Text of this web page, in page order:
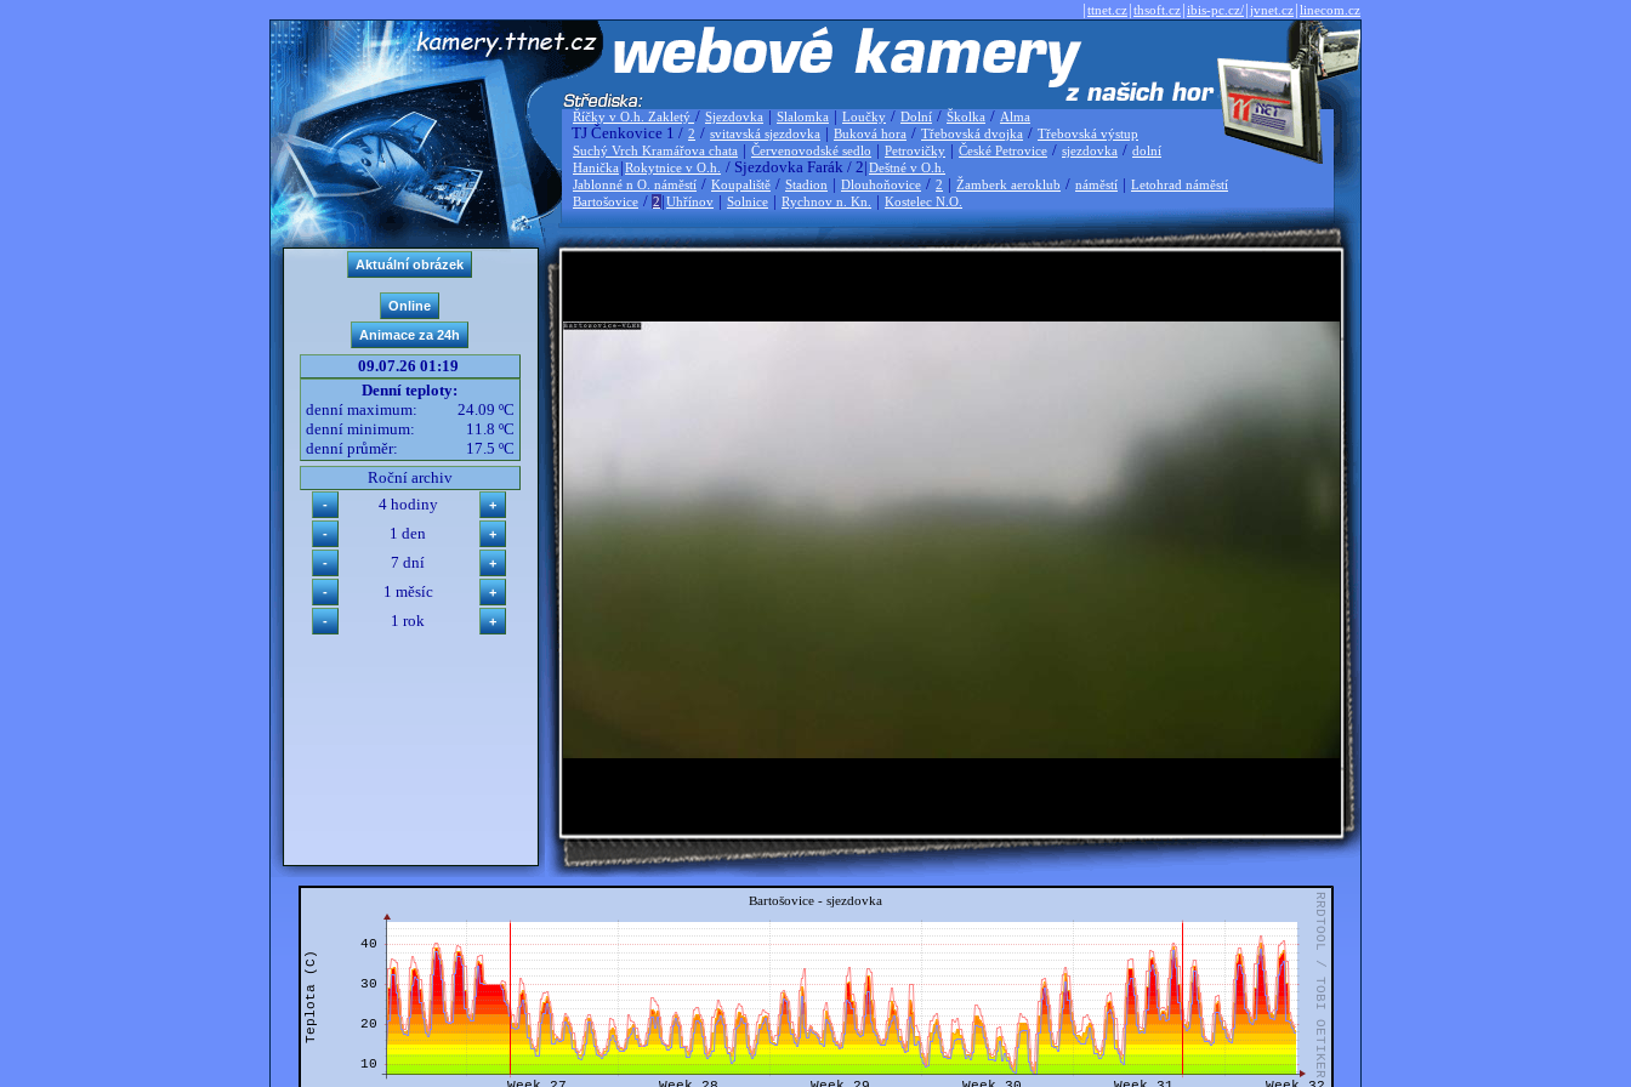
|ttnet.cz|thsoft.cz|ibis-pc.cz/|jvnet.cz|linecom.cz
Říčky v O.h. Zakletý / Sjezdovka | Slalomka | Loučky / Dolní / Školka / Alma
TJ Čenkovice 1 / 2 / svitavská sjezdovka | Buková hora / Třebovská dvojka / Třebovská výstup
Suchý Vrch Kramářova chata | Červenovodské sedlo | Petrovičky | České Petrovice / sjezdovka / dolní
Hanička |Rokytnice v O.h. / Sjezdovka Farák / 2|Deštné v O.h.
Jablonné n O. náměstí / Koupaliště / Stadion | Dlouhoňovice / 2 | Žamberk aeroklub / náměstí | Letohrad náměstí
Bartošovice / 2 |Uhřínov | Solnice | Rychnov n. Kn. | Kostelec N.O.
09.07.26 01:19
Denní teploty:
denní maximum:
24.09 ºC
denní minimum:
11.8 ºC
denní průměr:
17.5 ºC
Roční archiv
4 hodiny
1 den
7 dní
1 měsíc
1 rok